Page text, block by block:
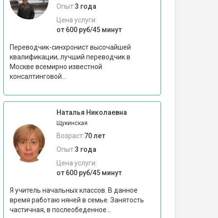
Опыт:3 года
Цена услуги:
от 600 руб/45 минут
Переводчик-синхронист высочайшей
квалификации, лучший переводчик в
Москве всемирно известной
консалтинговой...
Наталья Николаевна
Щукинская
Возраст:70 лет
Опыт:3 года
Цена услуги:
от 600 руб/45 минут
Я учитель начальных классов. В данное
время работаю няней в семье. Занятость
частичная, в послеобеденное...